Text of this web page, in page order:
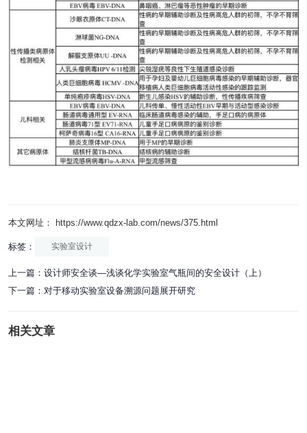
本文网址： https://www.qdzx-lab.com/news/375.html
标签： 实验室设计
上一篇： 设计师安全谈—浅谈化学实验室气瓶间的安全设计（上）
下一篇： 对于移动实验室设备溯源问题展开研究
相关文章